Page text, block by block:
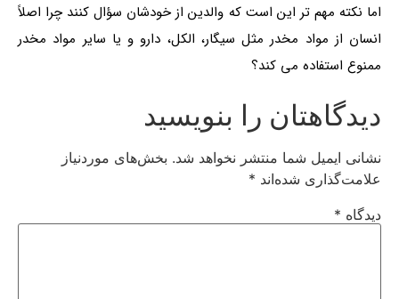
اما نکته مهم تر این است که والدین از خودشان سؤال کنند چرا اصلاً
انسان از مواد مخدر مثل سیگار، الکل، دارو و یا سایر مواد مخدر
ممنوع استفاده می کند؟
دیدگاهتان را بنویسید
نشانی ایمیل شما منتشر نخواهد شد. بخش‌های موردنیاز
علامت‌گذاری شده‌اند *
دیدگاه *